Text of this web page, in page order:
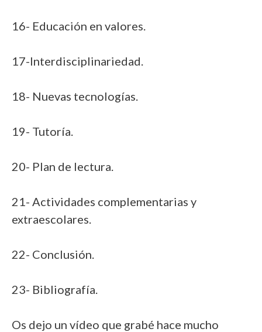
16- Educación en valores.
17-Interdisciplinariedad.
18- Nuevas tecnologías.
19- Tutoría.
20- Plan de lectura.
21- Actividades complementarias y
extraescolares.
22- Conclusión.
23- Bibliografía.
Os dejo un vídeo que grabé hace mucho